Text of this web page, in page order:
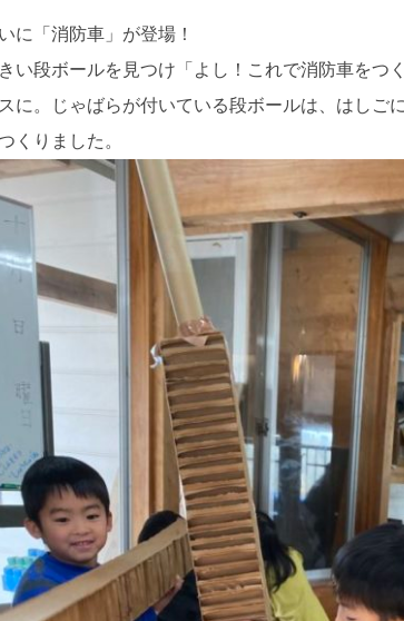
に「消防車」が登場！
い段ボールを見つけ「よし！これで消防車をつ
に。じゃばらが付いている段ボールは、はしご
くりました。